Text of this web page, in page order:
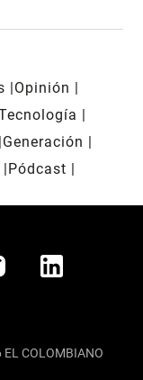
Opinión
Generación
Pódcast
COLOMBIANO